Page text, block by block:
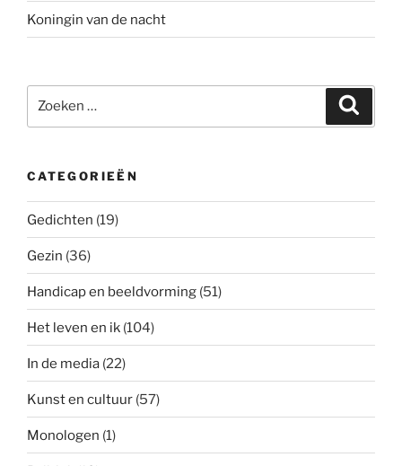
Koningin van de nacht
naar:
CATEGORIEËN
Gedichten (19)
Gezin (36)
Handicap en beeldvorming (51)
Het leven en ik (104)
In de media (22)
Kunst en cultuur (57)
Monologen (1)